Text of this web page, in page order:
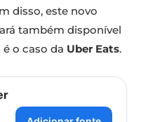
disso, este novo
também disponível
o caso da Uber Eats.